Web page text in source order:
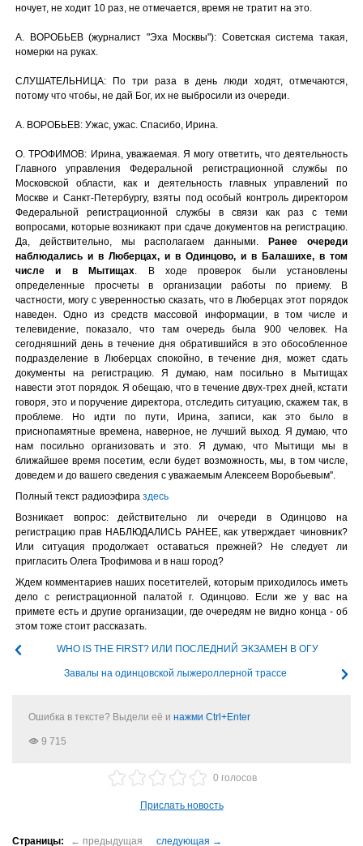
ночует, не ходит 10 раз, не отмечается, время не тратит на это.
А. ВОРОБЬЕВ (журналист "Эха Москвы"): Советская система такая,
номерки на руках.
СЛУШАТЕЛЬНИЦА: По три раза в день люди ходят, отмечаются,
потому что чтобы, не дай Бог, их не выбросили из очереди.
А. ВОРОБЬЕВ: Ужас, ужас. Спасибо, Ирина.
О. ТРОФИМОВ: Ирина, уважаемая. Я могу ответить, что деятельность
Главного управления Федеральной регистрационной службы по
Московской области, как и деятельность главных управлений по
Москве и Санкт-Петербургу, взяты под особый контроль директором
Федеральной регистрационной службы в связи как раз с теми
вопросами, которые возникают при сдаче документов на регистрацию.
Да, действительно, мы располагаем данными.Ранее очереди
наблюдались и в Люберцах, и в Одинцово, и в Балашихе, в том
числе и в Мытищах . В ходе проверок были установлены
определенные просчеты в организации работы по приему. В
частности, могу с уверенностью сказать, что в Люберцах этот порядок
наведен. Одно из средств массовой информации, в том числе и
телевидение, показало, что там очередь была 900 человек. На
сегодняшний день в течение дня обратившийся в это обособленное
подразделение в Люберцах спокойно, в течение дня, может сдать
документы на регистрацию. Я думаю, нам посильно в Мытищах
навести этот порядок. Я обещаю, что в течение двух-трех дней, кстати
говоря, это и поручение директора, отследить ситуацию, скажем так, в
проблеме. Но идти по пути, Ирина, записи, как это было в
приснопамятные времена, наверное, не лучший выход. Я думаю, что
нам посильно организовать и это. Я думаю, что Мытищи мы в
ближайшее время посетим, если будет возможность, мы, в том числе,
доведем и до вашего сведения с уважаемым Алексеем Воробьевым".
Полный текст радиоэфира здесь
Возникает вопрос: действительно ли очереди в Одинцово на
регистрацию прав НАБЛЮДАЛИСЬ РАНЕЕ, как утверждает чиновник?
Или ситуация продолжает оставаться прежней? Не следует ли
пригласить Олега Трофимова и в наш город?
Ждем комментариев наших посетителей, которым приходилось иметь
дело с регистрационной палатой г. Одинцово. Если же у вас на
примете есть и другие организации, где очередям не видно конца - об
этом тоже стоит рассказать.
WHO IS THE FIRST? ИЛИ ПОСЛЕДНИЙ ЭКЗАМЕН В ОГУ
Завалы на одинцовской лыжероллерной трассе
Ошибка в тексте? Выдели её и нажми Ctrl+Enter
9 715
0 голосов
Прислать новость